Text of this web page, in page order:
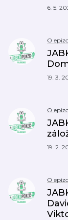
6. 5.
O
19. 3.
O
19. 2.
O